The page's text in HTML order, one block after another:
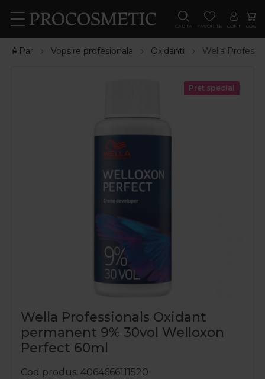
CAUTA FAVORITE CONT COS
🧴Par Vopsire profesionala Oxidanti Wella
Pret special
Wella Professionals Oxidant
permanent 9% 30vol Welloxon
Perfect 60ml
Cod produs 4064666111520